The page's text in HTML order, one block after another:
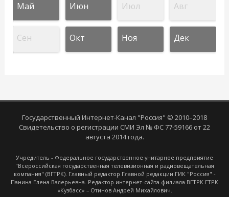
Май Июн Июл Авг
Сен Окт Ноя Дек
Государственный Интернет-Канал "Россия" © 2010–2018
Свидетельство о регистрации СМИ Эл № ФС 77-59166 от 22
августа 2014 года.
Учредитель - Федеральное государственное унитарное предприятие
"Всероссийская государственная телевизионная и радиовещательная
компания" (ВГТРК). Главный редактор Главной редакции ГИК "Россия" -
Панина Елена Валерьевна. Редактор интернет-сайта филиала ВГТРК ГТРК
«Кузбасс» – Отинов Андрей Михайлович.